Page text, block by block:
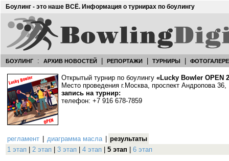
Боулинг - это наше ВСЁ. Информация о турнирах по боулингу
БОУЛИНГ : АРХИВ НОВОСТЕЙ РЕПОРТАЖИ ТУРНИРЫ
Открытый турнир по боулингу «Lucky Bowler OPEN
Место проведения г.Москва, проспект Андропова
запись на турнир:
телефон: +7 916 678-7859
регламент диаграмма масла
результаты
1 этап
2 этап 3 этап 4 этап 5 этап 6 этап